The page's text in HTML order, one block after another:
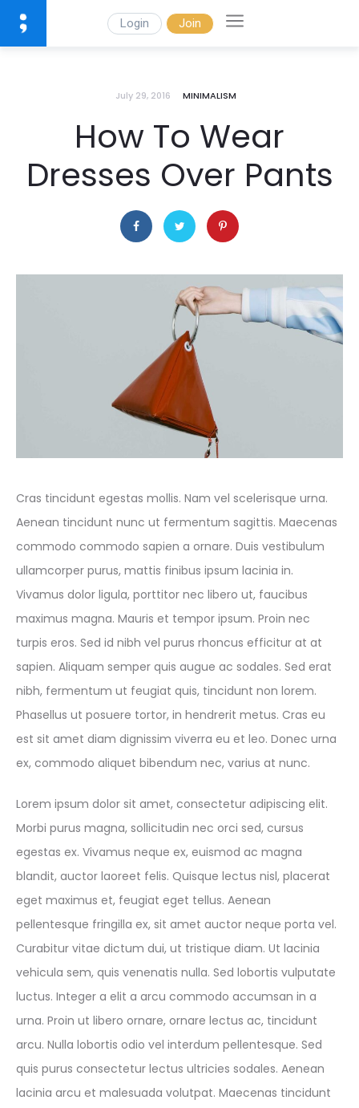
Login Join
July 29, 2016 MINIMALISM
How To Wear
Dresses Over Pants
Cras tincidunt egestas mollis. Nam vel scelerisque urna.
Aenean tincidunt nunc ut fermentum sagittis. Maecenas
commodo commodo sapien a ornare. Duis vestibulum
ullamcorper purus, mattis finibus ipsum lacinia in.
Vivamus dolor ligula, porttitor nec libero ut, faucibus
maximus magna. Mauris et tempor ipsum. Proin nec
turpis eros. Sed id nibh vel purus rhoncus efficitur at at
sapien. Aliquam semper quis augue ac sodales. Sed erat
nibh, fermentum ut feugiat quis, tincidunt non lorem.
Phasellus ut posuere tortor, in hendrerit metus. Cras eu
est sit amet diam dignissim viverra eu et leo. Donec urna
ex, commodo aliquet bibendum nec, varius at nunc.
Lorem ipsum dolor sit amet, consectetur adipiscing elit.
Morbi purus magna, sollicitudin nec orci sed, cursus
egestas ex. Vivamus neque ex, euismod ac magna
blandit, auctor laoreet felis. Quisque lectus nisl, placerat
eget maximus et, feugiat eget tellus. Aenean
pellentesque fringilla ex, sit amet auctor neque porta vel.
Curabitur vitae dictum dui, ut tristique diam. Ut lacinia
vehicula sem, quis venenatis nulla. Sed lobortis vulputate
luctus. Integer a elit a arcu commodo accumsan in a
urna. Proin ut libero ornare, ornare lectus ac, tincidunt
arcu. Nulla lobortis odio vel interdum pellentesque. Sed
quis purus consectetur lectus ultricies sodales. Aenean
lacinia arcu et malesuada volutpat. Maecenas tincidunt